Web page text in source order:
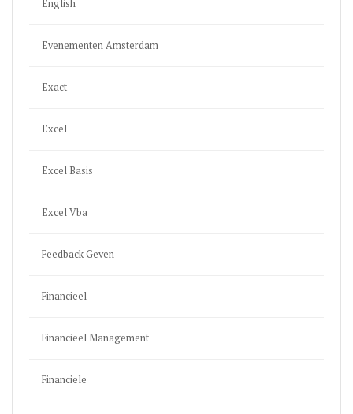
English
Evenementen Amsterdam
Exact
Excel
Excel Basis
Excel Vba
Feedback Geven
Financieel
Financieel Management
Financiele